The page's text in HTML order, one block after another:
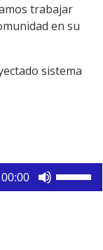
trabajar
en su
sistema
00:00